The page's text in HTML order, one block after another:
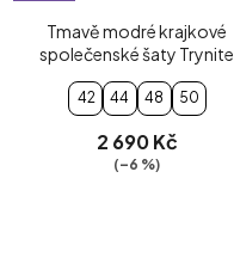
Tmavě modré krajkové
společenské šaty Trynite
42 44 48 50
2 690 Kč
(–6 %)